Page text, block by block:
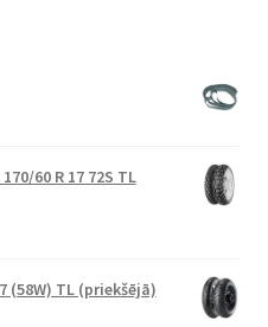
60 R 17 72S TL
(58W) TL (priekšējā)